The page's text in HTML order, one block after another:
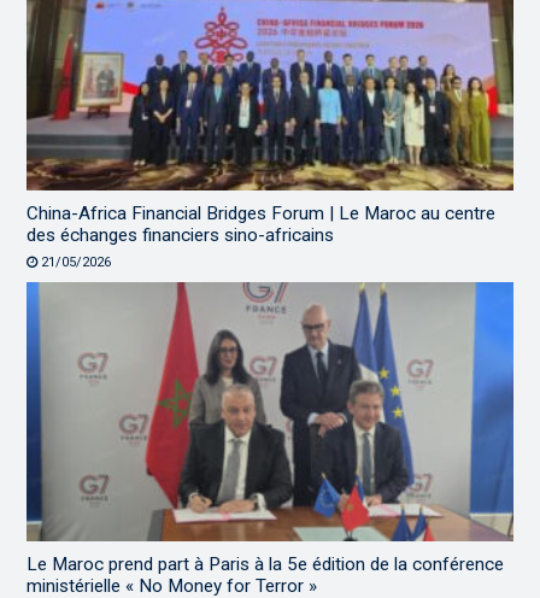
China-Africa Financial Bridges Forum | Le Maroc au centre
des échanges financiers sino-africains
21/05/2026
Le Maroc prend part à Paris à la 5e édition de la conférence
ministérielle « No Money for Terror »